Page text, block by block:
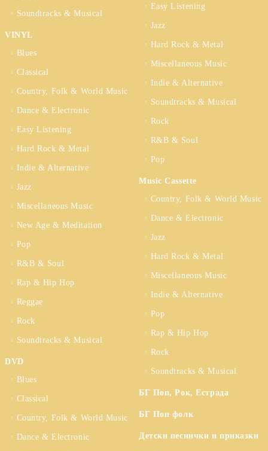
Soundtracks & Musical
VINYL
Blues
Classical
Country, Folk & World Music
Dance & Electronic
Easy Listening
Hard Rock & Metal
Indie & Alternative
Jazz
Miscellaneous Music
New Age & Meditation
Pop
R&B & Soul
Rap & Hip Hop
Reggae
Rock
Soundtracks & Musical
DVD
Blues
Classical
Country, Folk & World Music
Dance & Electronic
Easy Listening
Jazz
Hard Rock & Metal
Miscellaneous Music
Indie & Alternative
Soundtracks & Musical
Rock
R&B & Soul
Pop
Music Cassette
Country, Folk & World Music
Dance & Electronic
Jazz
Hard Rock & Metal
Miscellaneous Music
Indie & Alternative
Pop
Rap & Hip Hop
Rock
Soundtracks & Musical
БГ Поп, Рок, Естрада
БГ Поп фолк
Детски песнички и приказки